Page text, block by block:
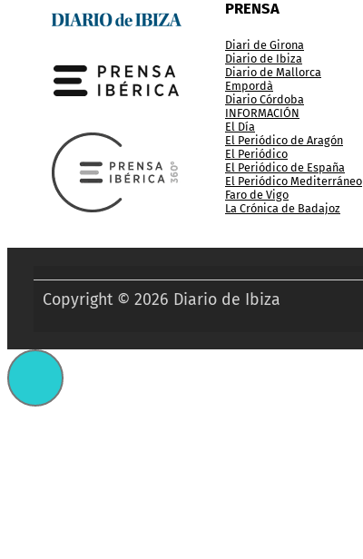
PRENSA
Diari de Girona
Diario de Ibiza
Diario de Mallorca
Empordà
Diario Córdoba
INFORMACIÓN
El Día
El Periódico de Aragón
El Periódico
El Periódico de España
El Periódico Mediterráneo
Faro de Vigo
La Crónica de Badajoz
Copyright © 2026 Diario de Ibiza